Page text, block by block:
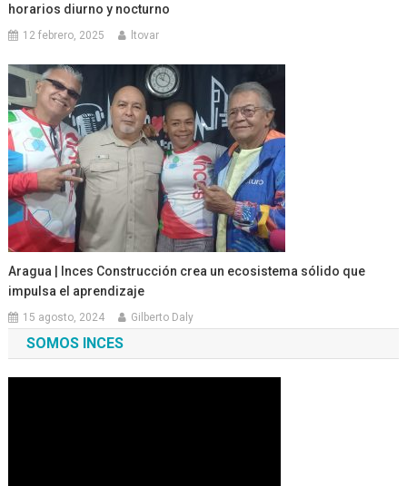
horarios diurno y nocturno
12 febrero, 2025 ltovar
Aragua | Inces Construcción crea un ecosistema sólido que
impulsa el aprendizaje
15 agosto, 2024 Gilberto Daly
SOMOS INCES